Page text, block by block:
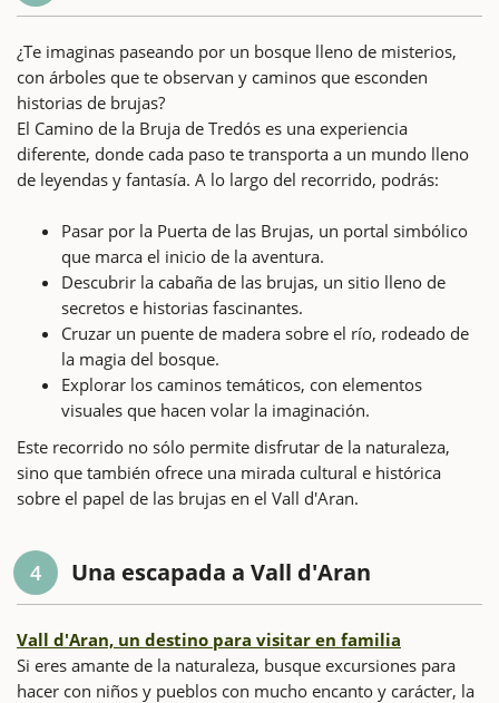
¿Te imaginas paseando por un bosque lleno de misterios,
con árboles que te observan y caminos que esconden
historias de brujas?
El Camino de la Bruja de Tredós es una experiencia
diferente, donde cada paso te transporta a un mundo lleno
de leyendas y fantasía. A lo largo del recorrido, podrás:
Pasar por la Puerta de las Brujas, un portal simbólico
que marca el inicio de la aventura.
Descubrir la cabaña de las brujas, un sitio lleno de
secretos e historias fascinantes.
Cruzar un puente de madera sobre el río, rodeado de
la magia del bosque.
Explorar los caminos temáticos, con elementos
visuales que hacen volar la imaginación.
Este recorrido no sólo permite disfrutar de la naturaleza,
sino que también ofrece una mirada cultural e histórica
sobre el papel de las brujas en el Vall d'Aran.
4 Una escapada a Vall d'Aran
Vall d'Aran, un destino para visitar en familia
Si eres amante de la naturaleza, busque excursiones para
hacer con niños y pueblos con mucho encanto y carácter, la